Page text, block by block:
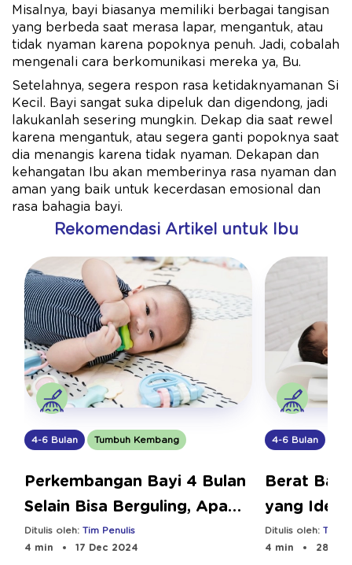
Misalnya, bayi biasanya memiliki berbagai tangisan
yang berbeda saat merasa lapar, mengantuk, atau
tidak nyaman karena popoknya penuh. Jadi, cobalah
mengenali cara berkomunikasi mereka ya, Bu.
Setelahnya, segera respon rasa ketidaknyamanan Si
Kecil. Bayi sangat suka dipeluk dan digendong, jadi
lakukanlah sesering mungkin. Dekap dia saat rewel
karena mengantuk, atau segera ganti popoknya saat
dia menangis karena tidak nyaman. Dekapan dan
kehangatan Ibu akan memberinya rasa nyaman dan
aman yang baik untuk kecerdasan emosional dan
rasa bahagia bayi.
Rekomendasi Artikel untuk Ibu
4-6 Bulan Tumbuh Kembang
Perkembangan Bayi 4 Bulan
Selain Bisa Berguling, Apa
Lagi?
Ditulis oleh: Tim Penulis
4 min
17 Dec 2024
4-6 Bulan
Berat
yang Ideal
Ditulis oleh: Tim
4 min
28